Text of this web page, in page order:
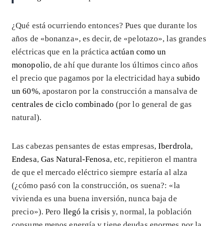
¿Qué está ocurriendo entonces? Pues que durante los
años de «bonanza», es decir, de «pelotazo», las grandes
eléctricas que en la prácticaactúan como un
monopolio, de ahí que durante los últimos cinco años
el precio que pagamos por la electricidad haya subido
un 60%, apostaron por la construcción a mansalva de
centrales de ciclo combinado (por lo general de gas
natural).
Las cabezas pensantes de estas empresas,Iberdrola,
Endesa, Gas Natural-Fenosa, etc, repitieron el mantra
de que el mercado eléctrico siempre estaría al alza
(¿cómo pasó con la construcción, os suena?: «la
vivienda es una buena inversión, nunca baja de
precio»). Pero llegó la crisis y, normal, la población